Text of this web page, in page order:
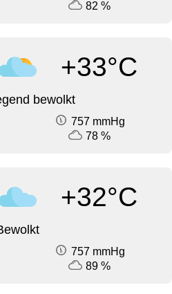
82 %
+33°C
bewolkt
757 mmHg
78 %
+32°C
757 mmHg
89 %